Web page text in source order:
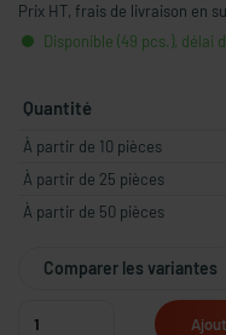
Prix HT, frais de livraison en
Disponible (49 pcs.), délai
Quantité
À partir de 10 pièces
À partir de 25 pièces
À partir de 50 pièces
Comparer les variantes